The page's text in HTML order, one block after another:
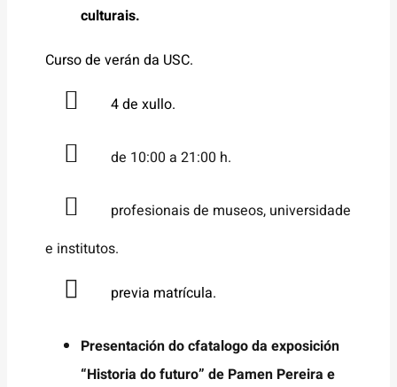
culturais.
Curso de verán da USC.
4 de xullo.
de 10:00 a 21:00 h.
profesionais de museos, universidade
e institutos.
previa matrícula.
Presentacióndo cfatalogo da exposición
“Historia do futuro” de Pamen Pereira e